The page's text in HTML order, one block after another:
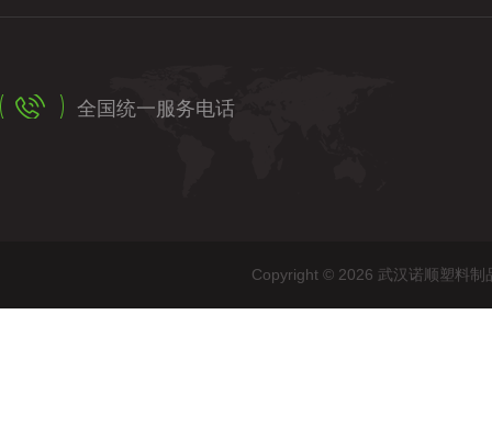
全国统一服务电话
Copyright © 2026 武汉诺顺塑料